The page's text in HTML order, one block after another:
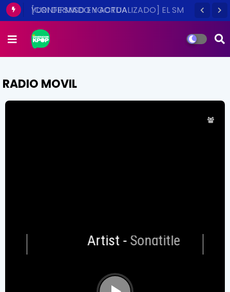
YURI DE SNSD ENGORDA
RADIO MOVIL
Artist-Songtitle